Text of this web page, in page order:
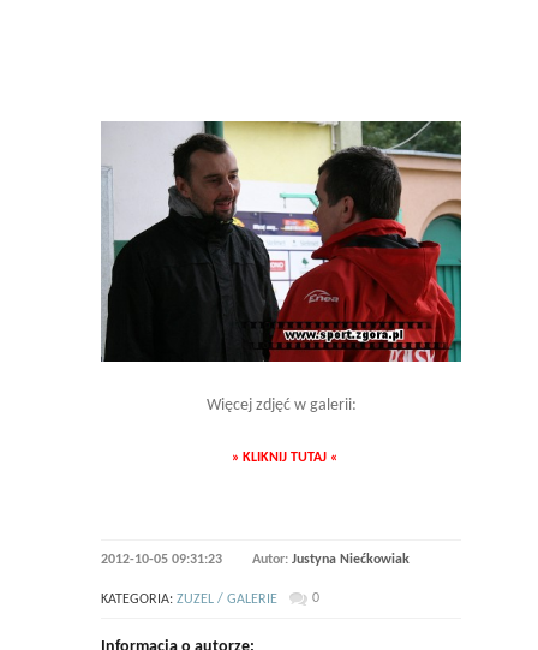
Więcej zdjęć w galerii:
» KLIKNIJ TUTAJ «
2012-10-05 09:31:23 Autor: Justyna Niećkowiak
KATEGORIA: ZUZEL / GALERIE 0